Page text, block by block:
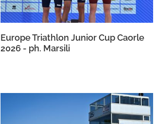
Europe Triathlon Junior Cup Caorle
2026 - ph. Marsili